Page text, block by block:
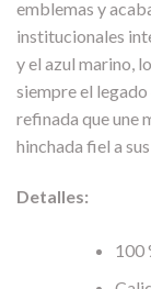
emblemas y
institucionales
y el azul marino,
siempre el
refinada que une
hinchada fiel a sus
Detalles:
100